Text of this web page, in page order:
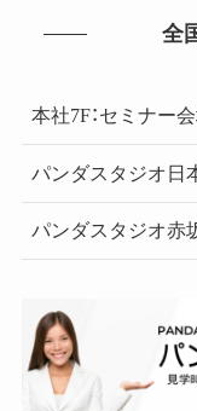
全
本社7F：セミナー
パンダスタジオ日
パンダスタジオ赤